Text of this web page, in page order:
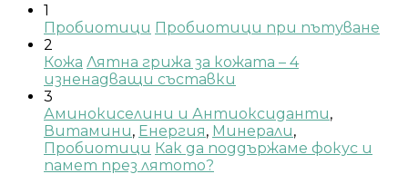
1
Пробиотици Пробиотици при пътуване
2
Кожа Лятна грижа за кожата – 4
изненадващи съставки
3
Аминокиселини и Антиоксиданти,
Витамини, Енергия, Минерали,
Пробиотици Как да поддържаме фокус и
памет през лятото?